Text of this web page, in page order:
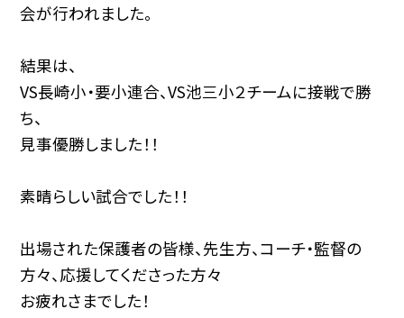
会が行われました。
結果は、
VS長崎小・要小連合、VS池三小２チームに接戦で勝
ち、
見事優勝しました！！
素晴らしい試合でした！！
出場された保護者の皆様、先生方、コーチ・監督の
方々、応援してくださった方々
お疲れさまでした！